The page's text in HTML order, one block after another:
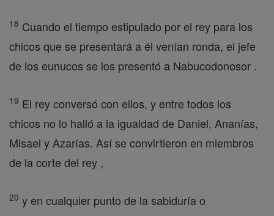
18 Cuando el tiempo estipulado por el rey para los
chicos que se presentará a él venían ronda, el jefe
de los eunucos se los presentó a Nabucodonosor .
19 El rey conversó con ellos, y entre todos los
chicos no lo halló a la igualdad de Daniel, Ananías,
Misael y Azarías. Así se convirtieron en miembros
de la corte del rey ,
20 y en cualquier punto de la sabiduría o